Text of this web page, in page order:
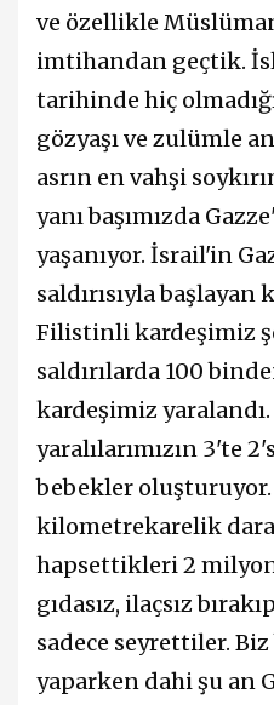
ve özellikle
imtihandan geçtik.
tarihinde hiç
gözyaşı ve zulümle
asrın en vahşi
yanı başımızda
yaşanıyor. İsrail'in
saldırısıyla
Filistinli kardeşimiz
saldırılarda 100
kardeşimiz
yaralılarımızın 3'te
bebekler oluşturuyor.
kilometrekarelik
hapsettikleri 2
gıdasız, ilaçsız
sadece seyrettiler.
yaparken dahi şu an